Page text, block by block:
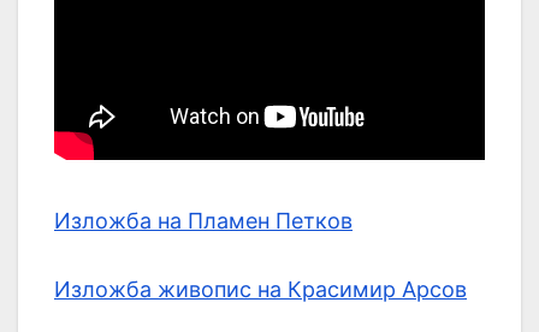
Изложба на Пламен Петков
Изложба живопис на Красимир Арсов